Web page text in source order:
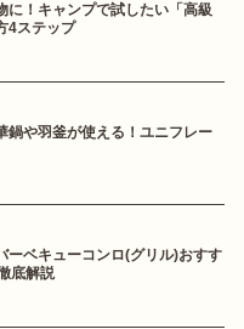
に！キャンプで試したい「高級
4ステップ
鍋や羽釜が使える！ユニフレー
ーベキューコンロ(グリル)おすす
底解説